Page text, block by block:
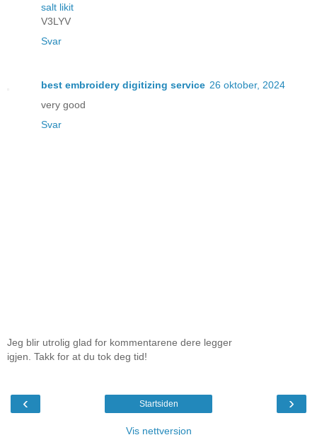
salt likit
V3LYV
Svar
best embroidery digitizing service 26 oktober, 2024
very good
Svar
Jeg blir utrolig glad for kommentarene dere legger
igjen. Takk for at du tok deg tid!
‹ ›
Startsiden
Vis nettversjon